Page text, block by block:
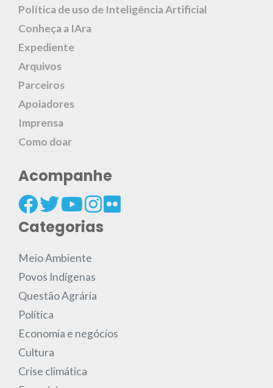
Política de uso de Inteligência Artificial
Conheça a IAra
Expediente
Arquivos
Parceiros
Apoiadores
Imprensa
Como doar
Acompanhe
Categorias
Meio Ambiente
Povos Indígenas
Questão Agrária
Política
Economia e negócios
Cultura
Crise climática